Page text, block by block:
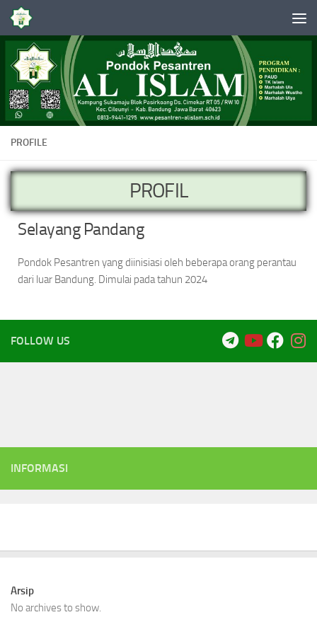
Skip to content
PROFILE
PROFIL
Selayang Pandang
Pondok Pesantren yang diinisiasi oleh beberapa orang perantau
dari luar Bandung. Dimulai pada tahun 2024
FOLLOW US
INFORMASI
Arsip
No archives to show.